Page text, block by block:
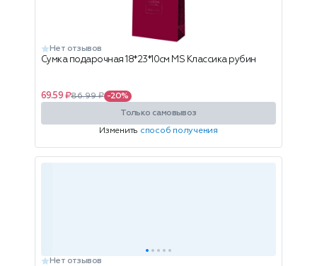
Нет отзывов
Сумка подарочная 18*23*10см MS Классика рубин
69.59 ₽86.99 ₽ -20%
Только самовывоз
Изменить способ получения
Нет отзывов